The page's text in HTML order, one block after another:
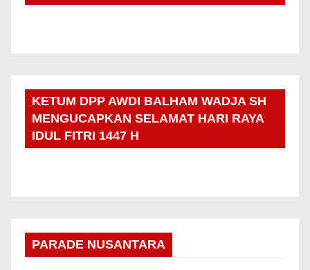
KETUM DPP AWDI BALHAM WADJA SH
MENGUCAPKAN SELAMAT HARI RAYA
IDUL FITRI 1447 H
PARADE NUSANTARA